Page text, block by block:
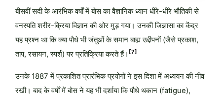
बीसवीं सदी के आरंभिक वर्षों में बोस का वैज्ञानिक ध्यान धीरे-धीरे भौतिकी से
वनस्पति शरीर-क्रिया विज्ञान की ओर मुड़ गया। उनकी जिज्ञासा का केंद्र
यह प्रश्न था कि क्या पौधे भी जंतुओं के समान बाह्य उद्दीपनों (जैसे प्रकाश,
ताप, रसायन, स्पर्श) पर प्रतिक्रिया करते हैं। [7]
उनके 1887 में प्रकाशित प्रारंभिक प्रयोगों ने इस दिशा में अध्ययन की नींव
रखी। बाद के वर्षों में बोस ने यह भी दर्शाया कि पौधे थकान (fatigue),